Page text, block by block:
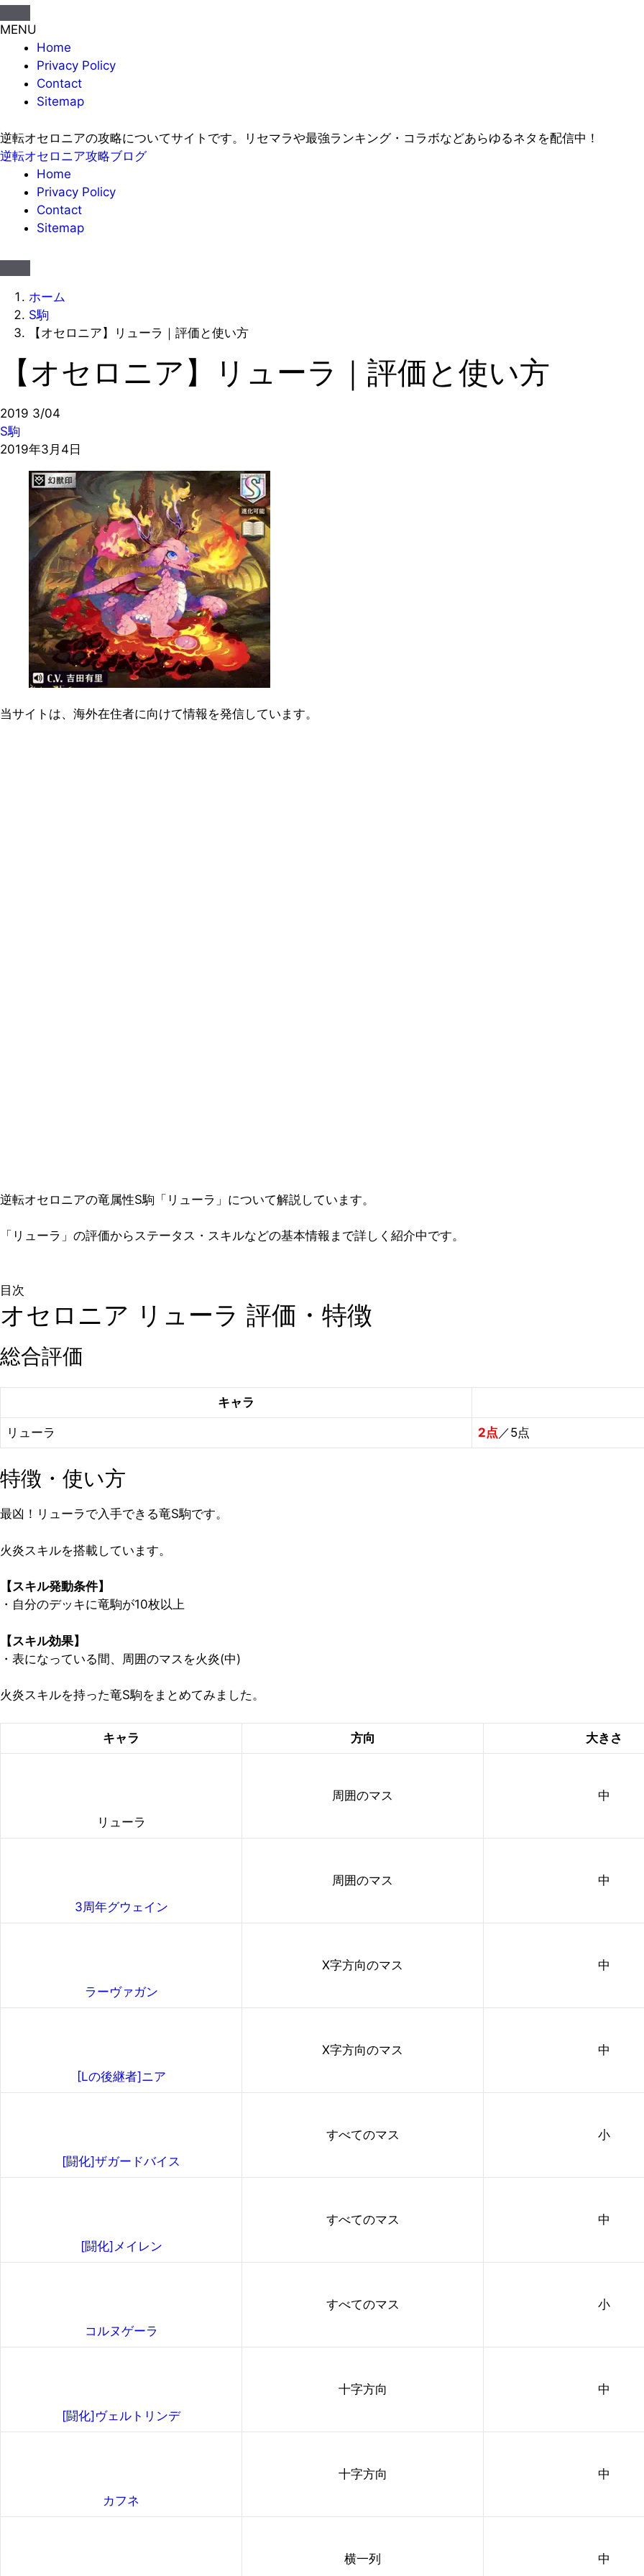
MENU
Home
Privacy Policy
Contact
Sitemap
逆転オセロニアの攻略についてサイトです。リセマラや最強ランキング・コラボなどあらゆるネタを配信中！
逆転オセロニア攻略ブログ
Home
Privacy Policy
Contact
Sitemap
ホーム
S駒
【オセロニア】リューラ｜評価と使い方
【オセロニア】リューラ｜評価と使い方
2019 3/04
S駒
2019年3月4日
当サイトは、海外在住者に向けて情報を発信しています。
逆転オセロニアの竜属性S駒「リューラ」について解説しています。
「リューラ」の評価からステータス・スキルなどの基本情報まで詳しく紹介中です。
目次
オセロニア リューラ 評価・特徴
総合評価
キャラ
リューラ 2点 ／5点
特徴・使い方
最凶！リューラで入手できる竜S駒です。
火炎スキルを搭載しています。
【スキル発動条件】
・自分のデッキに竜駒が10枚以上
【スキル効果】
・表になっている間、 周囲のマス を火炎(中)
火炎スキルを持った竜S駒をまとめてみました。
キャラ 方向 大きさ
リューラ
周囲のマス 中
3周年グウェイン
周囲のマス 中
ラーヴァガン
X字方向のマス 中
[Lの後継者]ニア
X字方向のマス 中
[闘化]ザガードバイス
すべてのマス 小
[闘化]メイレン
すべてのマス 中
コルヌゲーラ
すべてのマス 小
[闘化]ヴェルトリンデ
十字方向 中
カフネ
十字方向 中
横一列 中